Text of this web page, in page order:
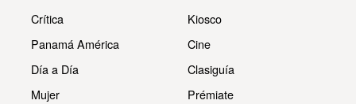
Crítica
Panamá América
Día a Día
Mujer
Kiosco
Cine
Clasiguía
Prémiate